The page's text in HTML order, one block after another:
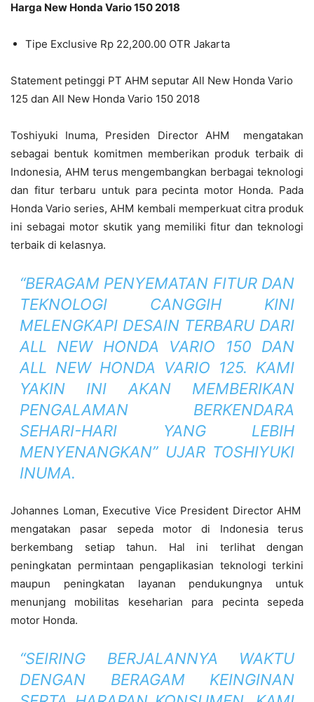
Harga New Honda Vario 150 2018
Tipe Exclusive Rp 22,200.00 OTR Jakarta
Statement petinggi PT AHM seputar All New Honda Vario
125 dan All New Honda Vario 150 2018
Toshiyuki Inuma, Presiden Director AHM mengatakan
sebagai bentuk komitmen memberikan produk terbaik di
Indonesia, AHM terus mengembangkan berbagai teknologi
dan fitur terbaru untuk para pecinta motor Honda. Pada
Honda Vario series, AHM kembali memperkuat citra produk
ini sebagai motor skutik yang memiliki fitur dan teknologi
terbaik di kelasnya.
“BERAGAM PENYEMATAN FITUR DAN
TEKNOLOGI CANGGIH KINI
MELENGKAPI DESAIN TERBARU DARI
ALL NEW HONDA VARIO 150 DAN
ALL NEW HONDA VARIO 125. KAMI
YAKIN INI AKAN MEMBERIKAN
PENGALAMAN BERKENDARA
SEHARI-HARI YANG LEBIH
MENYENANGKAN” UJAR TOSHIYUKI
INUMA.
Johannes Loman, Executive Vice President Director AHM
mengatakan pasar sepeda motor di Indonesia terus
berkembang setiap tahun. Hal ini terlihat dengan
peningkatan permintaan pengaplikasian teknologi terkini
maupun peningkatan layanan pendukungnya untuk
menunjang mobilitas keseharian para pecinta sepeda
motor Honda.
“SEIRING BERJALANNYA WAKTU
DENGAN BERAGAM KEINGINAN